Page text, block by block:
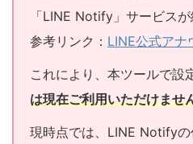
「LINE Notify」サービスが
参考リンク： LINE公式アナ
これにより、本ツールで設
は現在ご利用いただけませ
現時点では、LINE Notify